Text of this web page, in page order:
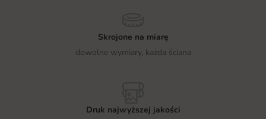
Skrojone na miarę
dowolne wymiary, każda ściana
Druk najwyższej jakości